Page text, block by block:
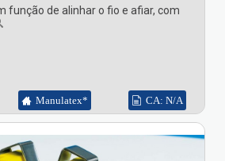
função de alinhar o fio e afiar, com
Manulatex* CA: N/A